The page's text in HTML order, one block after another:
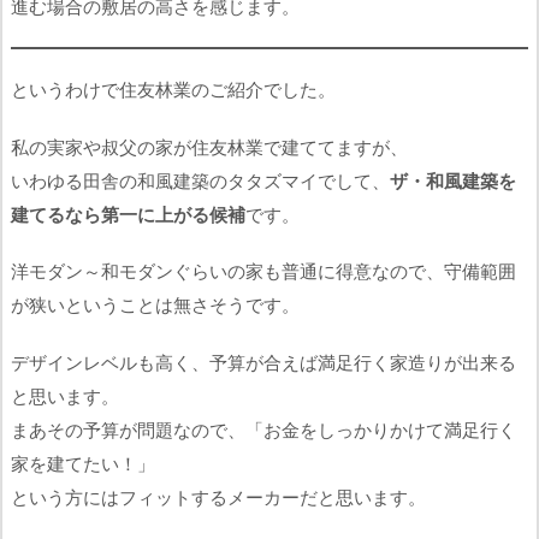
進む場合の敷居の高さを感じます。
というわけで住友林業のご紹介でした。
私の実家や叔父の家が住友林業で建ててますが、
いわゆる田舎の和風建築のタタズマイでして、 ザ・和風建築を
建てるなら第一に上がる候補です。
洋モダン～和モダンぐらいの家も普通に得意なので、守備範囲
が狭いということは無さそうです。
デザインレベルも高く、予算が合えば満足行く家造りが出来る
と思います。
まあその予算が問題なので、「お金をしっかりかけて満足行く
家を建てたい！」
という方にはフィットするメーカーだと思います。